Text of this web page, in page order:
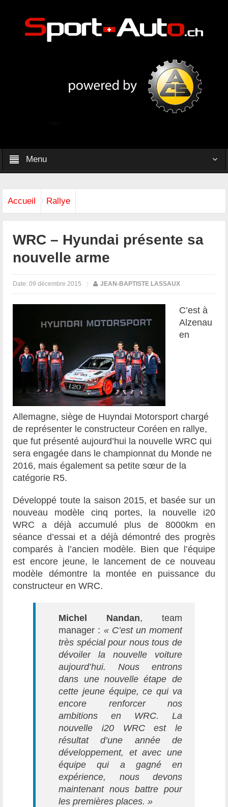
Menu
Accueil Rallye
WRC – Hyundai présente sa
nouvelle arme
Date:09 décembre 2015 | JEAN-BAPTISTE LASSAUX
C’est à
Alzenau
en
Allemagne, siège de Huyndai Motorsport chargé
de représenter le constructeur Coréen en rallye,
que fut présenté aujourd’hui la nouvelle WRC qui
sera engagée dans le championnat du Monde ne
2016, mais également sa petite sœur de la
catégorie R5.
Développé toute la saison 2015, et basée sur un
nouveau modèle cinq portes, la nouvelle i20
WRC a déjà accumulé plus de 8000km en
séance d’essai et a déjà démontré des progrès
comparés à l’ancien modèle. Bien que l’équipe
est encore jeune, le lancement de ce nouveau
modèle démontre la montée en puissance du
constructeur en WRC.
Michel Nandan, team
manager : « C’est un moment
très spécial pour nous tous de
dévoiler la nouvelle voiture
aujourd’hui. Nous entrons
dans une nouvelle étape de
cette jeune équipe, ce qui va
encore renforcer nos
ambitions en WRC. La
nouvelle i20 WRC est le
résultat d’une année de
développement, et avec une
équipe qui a gagné en
expérience, nous devons
maintenant nous battre pour
les premières places. »